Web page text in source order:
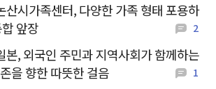
산시가족센터, 다양한 가족 형태 포용하
앞장
2
본, 외국인 주민과 지역사회가 함께하는
을 향한 따뜻한 걸음
1